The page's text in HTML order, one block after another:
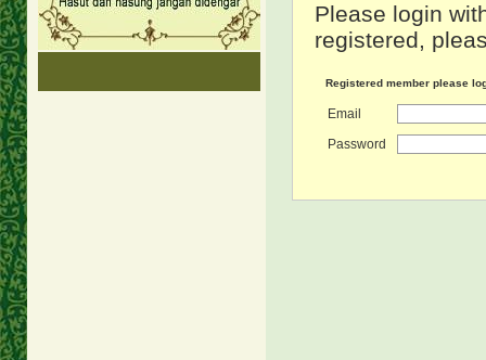
Please login
registered,
Registered member please
Email
Password